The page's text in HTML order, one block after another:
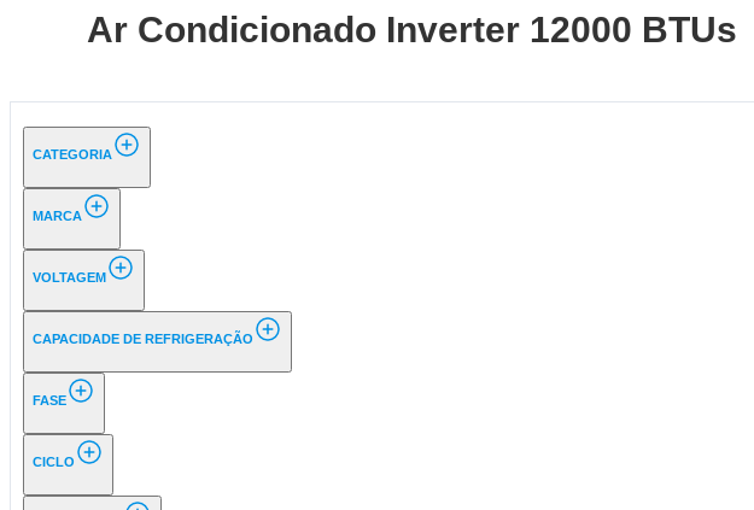
Ar Condicionado Inverter 12000 BTUs
CATEGORIA
MARCA
VOLTAGEM
CAPACIDADE DE REFRIGERAÇÃO
FASE
CICLO